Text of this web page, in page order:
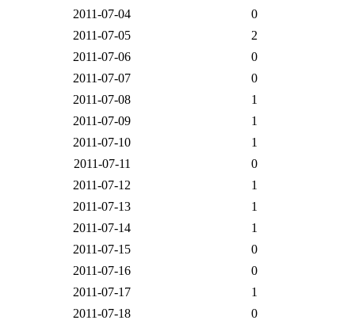
2011-07-04
0
2011-07-05
2
2011-07-06
0
2011-07-07
0
2011-07-08
1
2011-07-09
1
2011-07-10
1
2011-07-11
0
2011-07-12
1
2011-07-13
1
2011-07-14
1
2011-07-15
0
2011-07-16
0
2011-07-17
1
2011-07-18
0